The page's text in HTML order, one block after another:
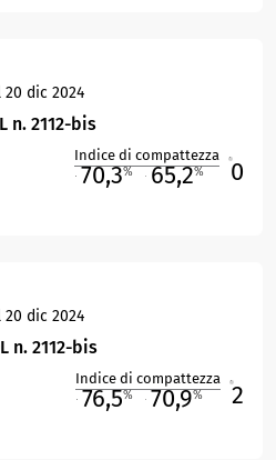
20 dic 2024
n. 2112-bis
Indice di compattezza
70,3% 65,2% 0
20 dic 2024
n. 2112-bis
Indice di compattezza
76,5% 70,9% 2